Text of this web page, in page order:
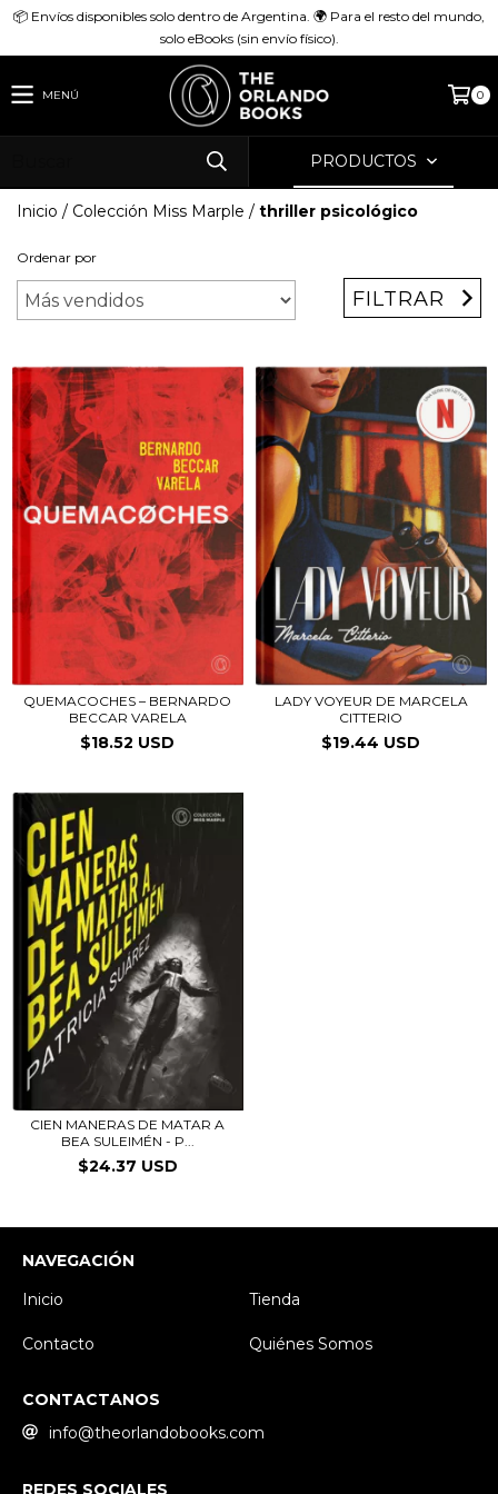
📦 Envíos disponibles solo dentro de Argentina. 🌍 Para el resto del mundo,
solo eBooks (sin envío físico).
MENÚ 0
PRODUCTOS
Inicio / Colección Miss Marple / thriller psicológico
Ordenar por
FILTRAR
QUEMACOCHES – BERNARDO
BECCAR VARELA
$18.52 USD
LADY VOYEUR DE MARCELA
CITTERIO
$19.44 USD
CIEN MANERAS DE MATAR A
BEA SULEIMÉN - P...
$24.37 USD
NAVEGACIÓN
Inicio
Tienda
Contacto Quiénes Somos
CONTACTANOS
info@theorlandobooks.com
REDES SOCIALES